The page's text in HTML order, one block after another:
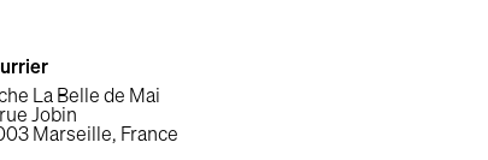
La Belle de Mai
Jobin
Marseille, France